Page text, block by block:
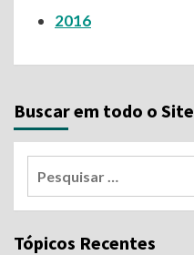
2016
Buscar em todo o Site
Tópicos Recentes